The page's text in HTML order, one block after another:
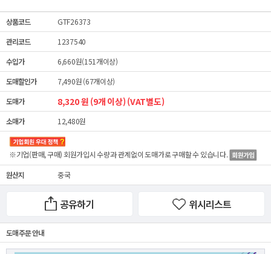
상품코드
GTF26373
관리코드
1237540
수입가
6,660원(151개이상)
도매할인가
7,490원 (67개이상)
도매가
8,320 원 (9개 이상) (VAT별도)
소매가 12,480원
※기업(판매, 구매) 회원가입시 수량과 관계없이도매가로 구매할 수 있습니다.
원산지 중국
공유하기 위시리스트
도매 주문 안내